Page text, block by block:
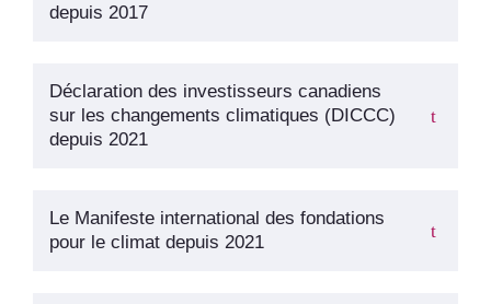
depuis 2017
Déclaration des investisseurs canadiens
sur les changements climatiques (DICCC)
depuis 2021
Le Manifeste international des fondations
pour le climat depuis 2021